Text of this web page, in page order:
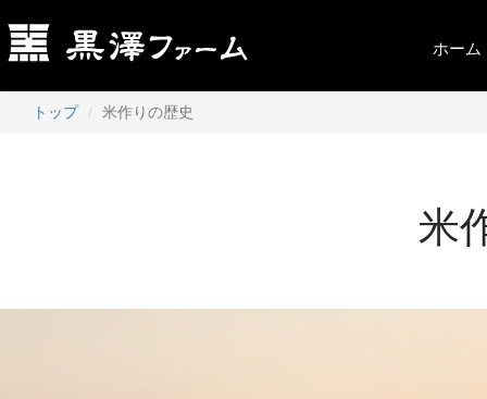
ホーム
トップ 米作りの歴史
米